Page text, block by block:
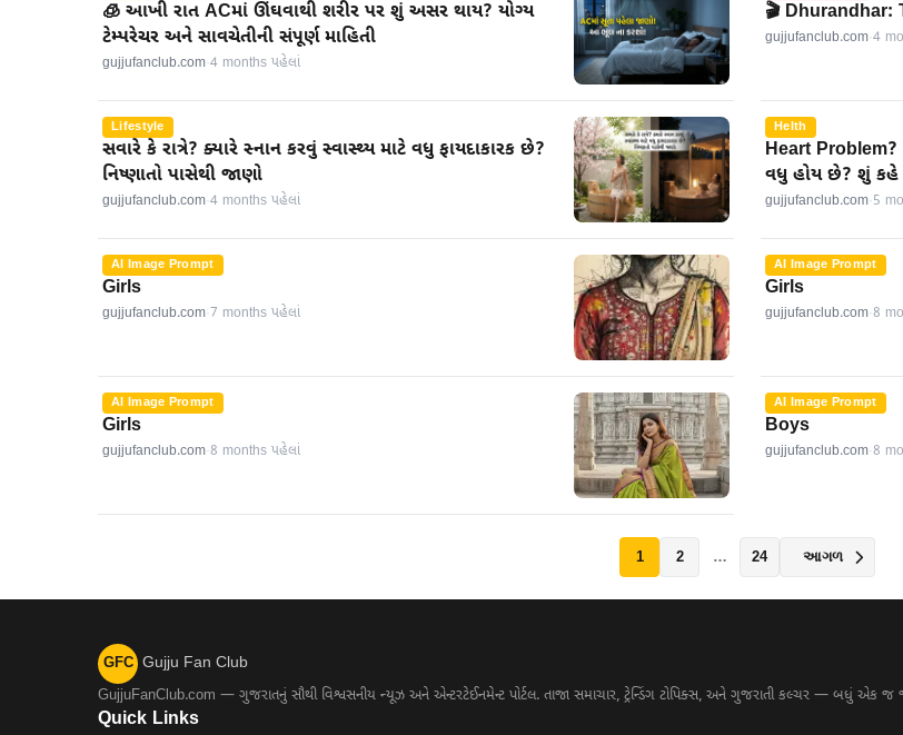
🧊 આખી રાત ACમાં ઊંઘવાથી શરીર પર શું અસર થાય? યોગ્ય
ટેમ્પરેચર અને સાવચેતીની સંપૂર્ણ માહિતી
gujjufanclub.com·4 months પહેલાં
🎬 Dhurandhar:
gujjufanclub.com·4
Lifestyle
સવારે કે રાત્રે? ક્યારે સ્નાન કરવું સ્વાસ્થ્ય માટે વધુ ફાયદાકારક છે?
નિષ્ણાતો પાસેથી જાણો
gujjufanclub.com·4 months પહેલાં
Helth
Heart Problem?
વધુ હોય છે? શું કહે છે
gujjufanclub.com·5
AI Image Prompt
Girls
gujjufanclub.com·7 months પહેલાં
AI Image Prompt
Girls
gujjufanclub.com·8
AI Image Prompt
Girls
gujjufanclub.com·8 months પહેલાં
AI Image Prompt
Boys
gujjufanclub.com·8
1 2 … 24 આગળ
GFC Gujju Fan Club
GujjuFanClub.com — ગુજરાતનું સૌથી વિશ્વસનીય ન્યૂઝ અને એન્ટરટેઈનમેન્ટ પોર્ટલ. તાજા સમાચાર, ટ્રેન્ડિંગ ટોપિક્સ, અને ગુજરાતી કલ્ચર — બધું એક જ
Quick Links